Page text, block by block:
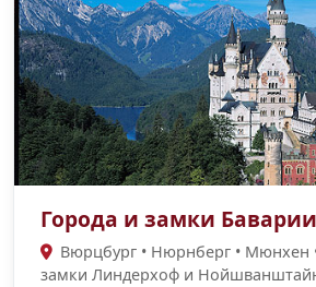
Города и замки Баварии
Вюрцбург • Нюрнберг • Мюнхен
замки Линдерхоф и